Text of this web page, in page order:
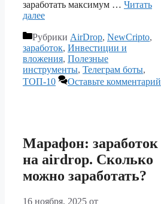
заработать максимум … Читать
далее
Рубрики AirDrop, NewCripto,
заработок, Инвестиции и
вложения, Полезные
инструменты, Телеграм боты,
ТОП-10
Оставьте комментарий
Марафон: заработок
на airdrop. Сколько
можно заработать?
16 ноября, 2025 от